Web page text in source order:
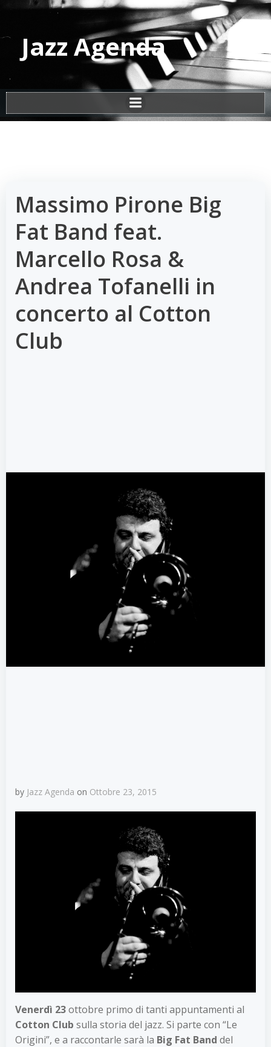
Vai
al
contenuto
Jazz Agenda
Massimo Pirone Big
Fat Band feat.
Marcello Rosa &
Andrea Tofanelli in
concerto al Cotton
Club
by Jazz Agenda on Ottobre 23, 2015
Venerdì 23ottobre primo di tanti appuntamenti al
Cotton Club sulla storia del jazz. Si parte con “Le
Origini”, e a raccontarle sarà la Big Fat Band del